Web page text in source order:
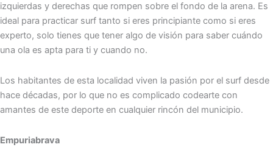
izquierdas y derechas que rompen sobre el fondo de la arena. Es
ideal para practicar surf tanto si eres principiante como si eres
experto, solo tienes que tener algo de visión para saber cuándo
una ola es apta para ti y cuando no.
Los habitantes de esta localidad viven la pasión por el surf desde
hace décadas, por lo que no es complicado codearte con
amantes de este deporte en cualquier rincón del municipio.
Empuriabrava